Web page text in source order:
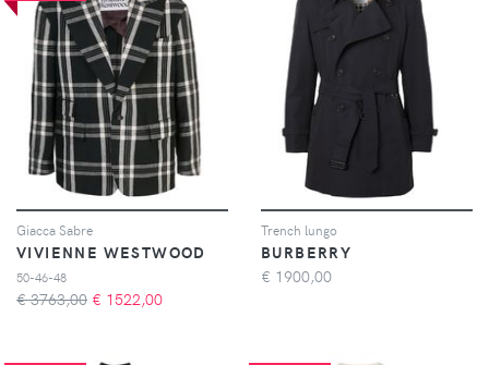
Giacca Sabre
VIVIENNE WESTWOOD
50-46-48
€ 3763,00 € 1522,00
Trench lungo
BURBERRY
€ 1900,00